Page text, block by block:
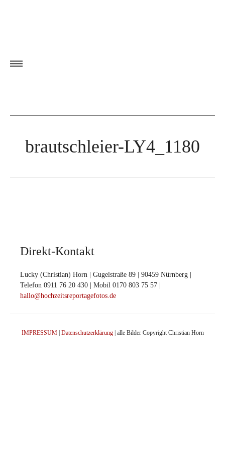
brautschleier-LY4_1180
Direkt-Kontakt
Lucky (Christian) Horn | Gugelstraße 89 | 90459 Nürnberg |
Telefon 0911 76 20 430 | Mobil 0170 803 75 57 |
hallo@hochzeitsreportagefotos.de
IMPRESSUM| Datenschutzerklärung| alle Bilder Copyright Christian Horn